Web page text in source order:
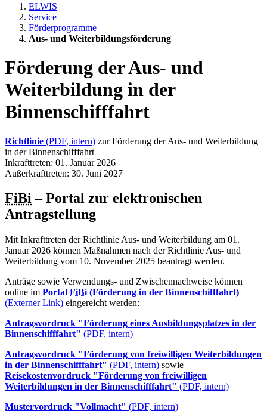
ELWIS
Service
Förderprogramme
Aus- und Weiterbildungsförderung
Förderung der Aus- und
Weiterbildung in der
Binnenschifffahrt
Richtlinie (PDF, intern) zur Förderung der Aus- und Weiterbildung
in der Binnenschifffahrt
Inkrafttreten: 01. Januar 2026
Außerkrafttreten: 30. Juni 2027
FiBi– Portal zur elektronischen
Antragstellung
Mit Inkrafttreten der Richtlinie Aus- und Weiterbildung am 01.
Januar 2026 können Maßnahmen nach der Richtlinie Aus- und
Weiterbildung vom 10. November 2025 beantragt werden.
Anträge sowie Verwendungs- und Zwischennachweise können
online im Portal FiBi (Förderung in der Binnenschifffahrt)
(Externer Link) eingereicht werden:
Antragsvordruck "Förderung eines Ausbildungsplatzes in der
Binnenschifffahrt" (PDF, intern)
Antragsvordruck "Förderung von freiwilligen Weiterbildungen
in der Binnenschifffahrt" (PDF, intern) sowie
Reisekostenvordruck "Förderung von freiwilligen
Weiterbildungen in der Binnenschifffahrt" (PDF, intern)
Mustervordruck "Vollmacht" (PDF, intern)